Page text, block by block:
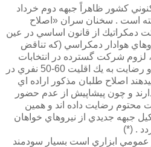
كشور ظاهراً جبهه دوم خرداد
است . سخنان سران «اصلاح
دمكراتيك از قانون اساسي در عين
هوادار دمكراسي (كه تناقض
لزوم شركت گسترده در انتخابات
حتي در صورت آزاد نبودن آن و رضايت به يك اقليت 60-50 نفري در
اصلاح طلبان مذكور اراده اي
و چون پيشاپيش از عدم حضور
محتوم رضايت داده اند و همين
جبهه جديدي از نيروهاي خواهان
. (*)
عمومي ابزاري است بسيار سودمند